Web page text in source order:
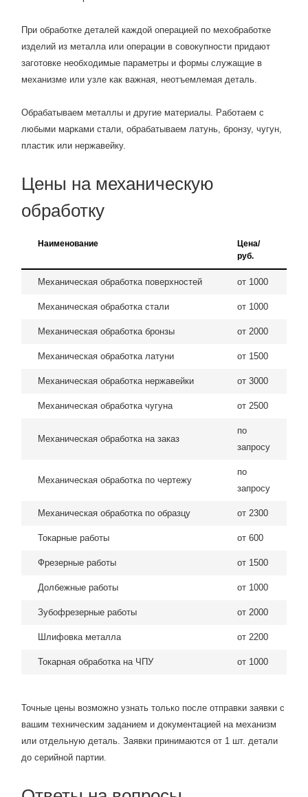
При обработке деталей каждой операцией по мехобработке
изделий из металла или операции в совокупности придают
заготовке необходимые параметры и формы служащие в
механизме или узле как важная, неотъемлемая деталь.
Обрабатываем металлы и другие материалы. Работаем с
любыми марками стали, обрабатываем латунь, бронзу, чугун,
пластик или нержавейку.
Цены на механическую
обработку
Наименование
Цена/
руб.
Механическая обработка поверхностей от 1000
Механическая обработка стали от 1000
Механическая обработка бронзы от 2000
Механическая обработка латуни от 1500
Механическая обработка нержавейки от 3000
Механическая обработка чугуна от 2500
Механическая обработка на заказ
по
запросу
Механическая обработка по чертежу
по
запросу
Механическая обработка по образцу от 2300
Токарные работы от 600
Фрезерные работы от 1500
Долбежные работы от 1000
Зубофрезерные работы от 2000
Шлифовка металла от 2200
Токарная обработка на ЧПУ от 1000
Точные цены возможно узнать только после отправки заявки с
вашим техническим заданием и документацией на механизм
или отдельную деталь. Заявки принимаются от 1 шт. детали
до серийной партии.